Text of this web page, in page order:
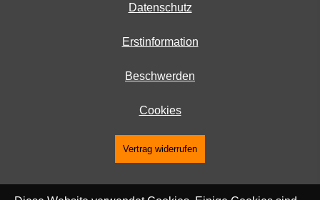
Datenschutz
Erstinformation
Beschwerden
Cookies
Vertrag widerrufen